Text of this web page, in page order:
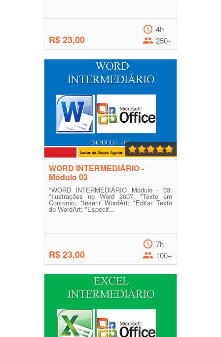
R$ 23,00
4h
250+
WORD INTERMEDIÁRIO -
Módulo 03
*WORD INTERMEDIÁRIO Módulo - 03;
*Ilustrações no Word 2007; *Texto em
Contorno; *Inserir WordArt; *Editar Texto
do WordArt; *Especif...
R$ 23,00
7h
100+